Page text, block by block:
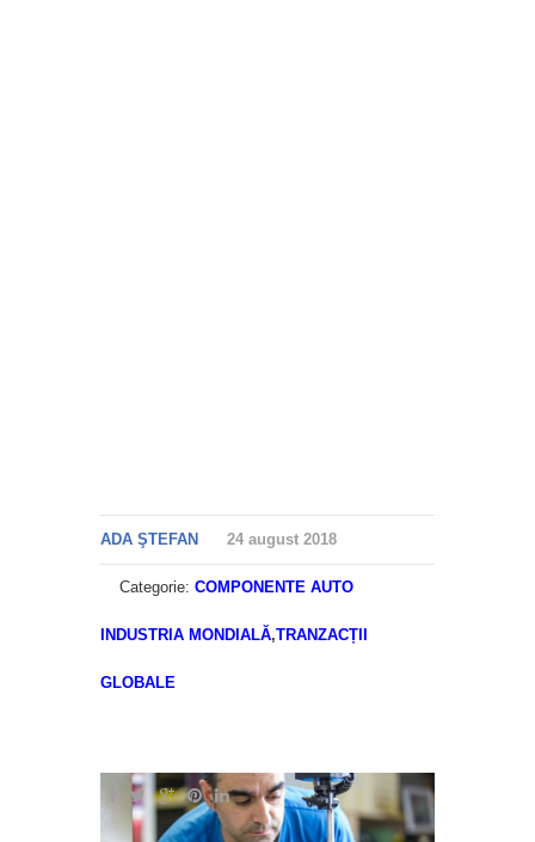
ADA ŞTEFAN 24 august 2018
Categorie: COMPONENTE AUTO
INDUSTRIA MONDIALĂ,TRANZACȚII
GLOBALE